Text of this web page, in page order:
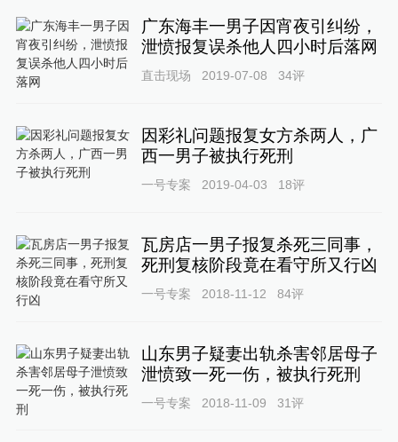
广东海丰一男子因宵夜引纠纷，
泄愤报复误杀他人四小时后落网
直击现场 2019-07-08 34评
因彩礼问题报复女方杀两人，广
西一男子被执行死刑
一号专案 2019-04-03 18评
瓦房店一男子报复杀死三同事，
死刑复核阶段竟在看守所又行凶
一号专案 2018-11-12 84评
山东男子疑妻出轨杀害邻居母子
泄愤致一死一伤，被执行死刑
一号专案 2018-11-09 31评